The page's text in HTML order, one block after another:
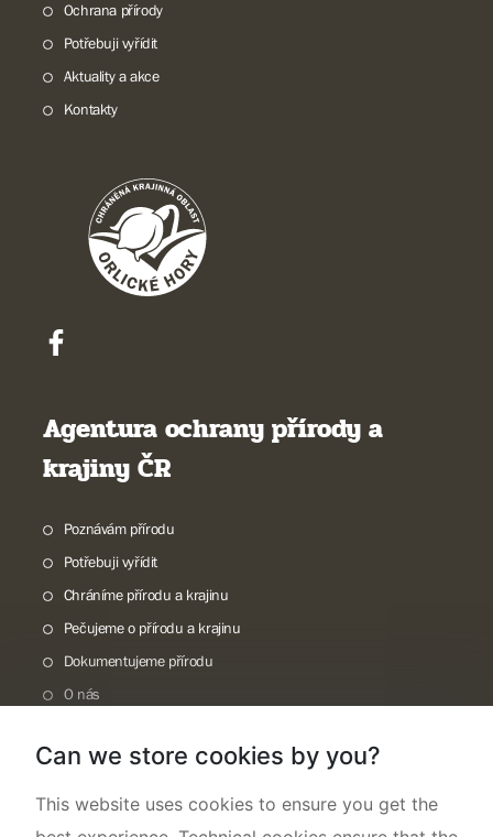
Ochrana přírody
Potřebuji vyřídit
Aktuality a akce
Kontakty
Agentura ochrany přírody a
krajiny ČR
Poznávám přírodu
Potřebuji vyřídit
Chráníme přírodu a krajinu
Pečujeme o přírodu a krajinu
Dokumentujeme přírodu
O nás
Can we store cookies by you?
This website uses cookies to ensure you get the